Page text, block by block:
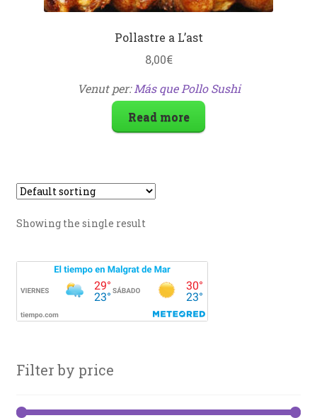
Pollastre a L’ast
8,00€
Venut per:Más que Pollo Sushi
Read more
Showing the single result
Filter by price